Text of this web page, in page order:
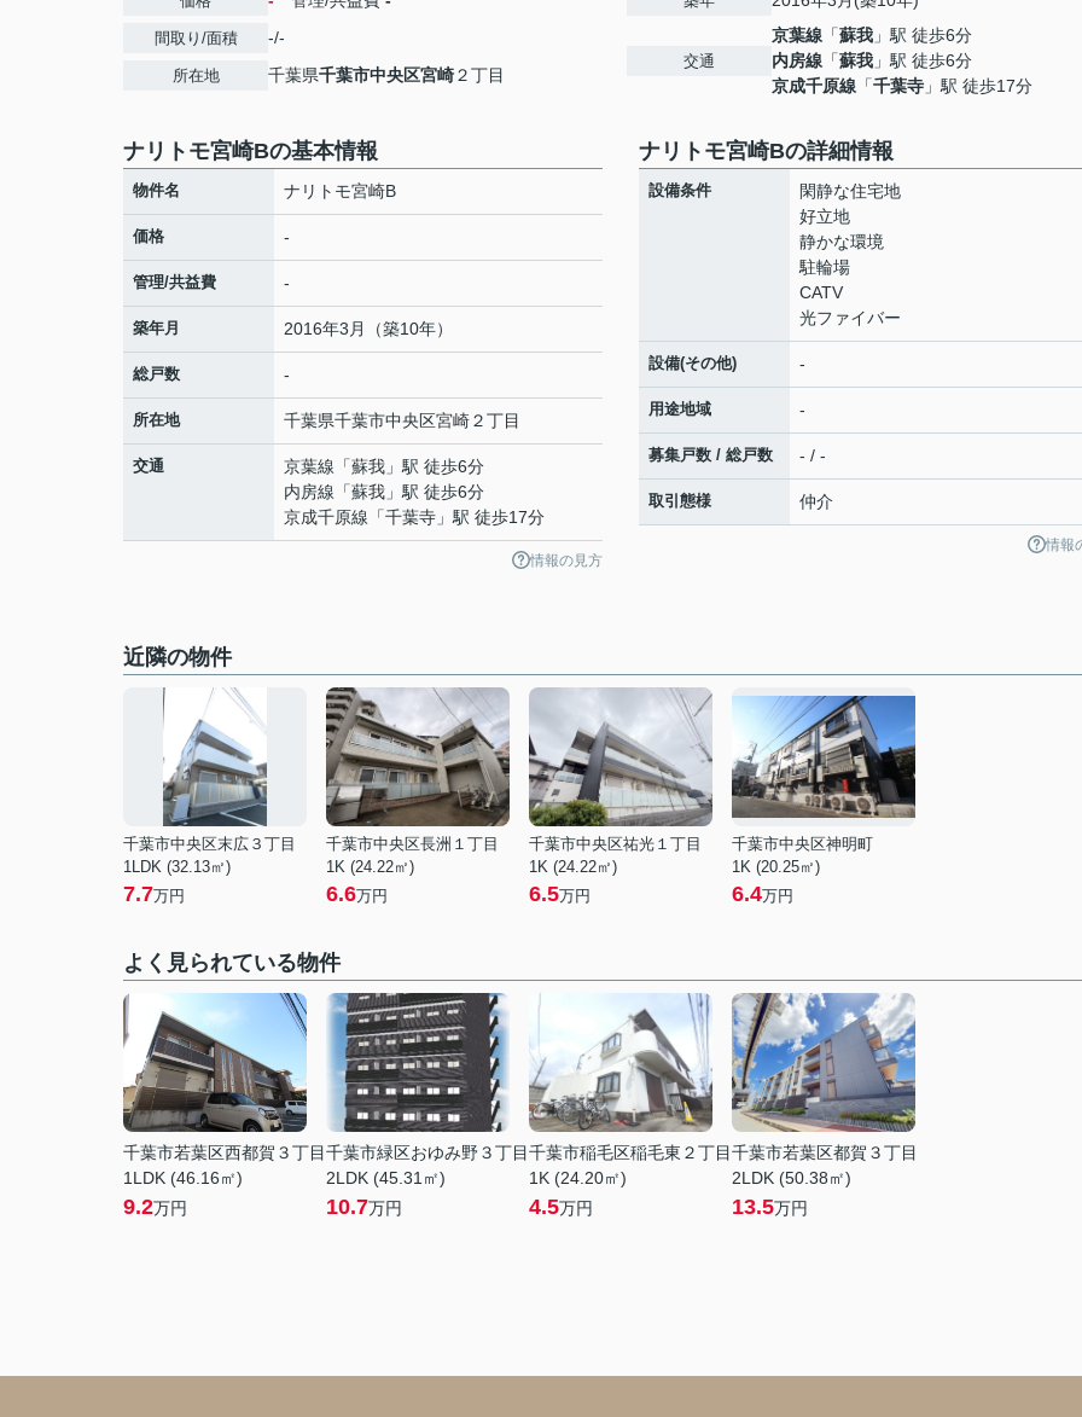
間取り/面積 -/-
所在地 千葉県千葉市中央区宮崎２丁目
交通
京葉線 「蘇我 」駅 徒歩6分
内房線 「蘇我 」駅 徒歩6分
京成千原線 「千葉寺 」駅 徒歩17分
ナリトモ宮崎Bの基本情報
物件名 ナリトモ宮崎B
価格 -
管理/共益費 -
築年月 2016年3月（築10年）
総戸数 -
所在地 千葉県千葉市中央区宮崎２丁目
交通 京葉線 「蘇我 」駅 徒歩6分
内房線 「蘇我 」駅 徒歩6分
京成千原線 「千葉寺 」駅 徒歩17分
情報の見方
ナリトモ宮崎Bの詳細情報
設備条件
閑静な住宅地
好立地
静かな環境
駐輪場
CATV
光ファイバー
設備(その他) -
用途地域 -
募集戸数 / 総戸数 - / -
取引態様 仲介
情報
近隣の物件
千葉市中央区末広３丁目
1LDK (32.13㎡)
7.7万円
千葉市中央区長洲１丁目
1K (24.22㎡)
6.6万円
千葉市中央区祐光１丁目
1K (24.22㎡)
6.5万円
千葉市中央区神明町
1K (20.25㎡)
6.4万円
よく見られている物件
千葉市若葉区西都賀３丁目
1LDK (46.16㎡)
9.2万円
千葉市緑区おゆみ野３丁目
2LDK (45.31㎡)
10.7万円
千葉市稲毛区稲毛東２丁目
1K (24.20㎡)
4.5万円
千葉市若葉区都賀３丁目
2LDK (50.38㎡)
13.5万円